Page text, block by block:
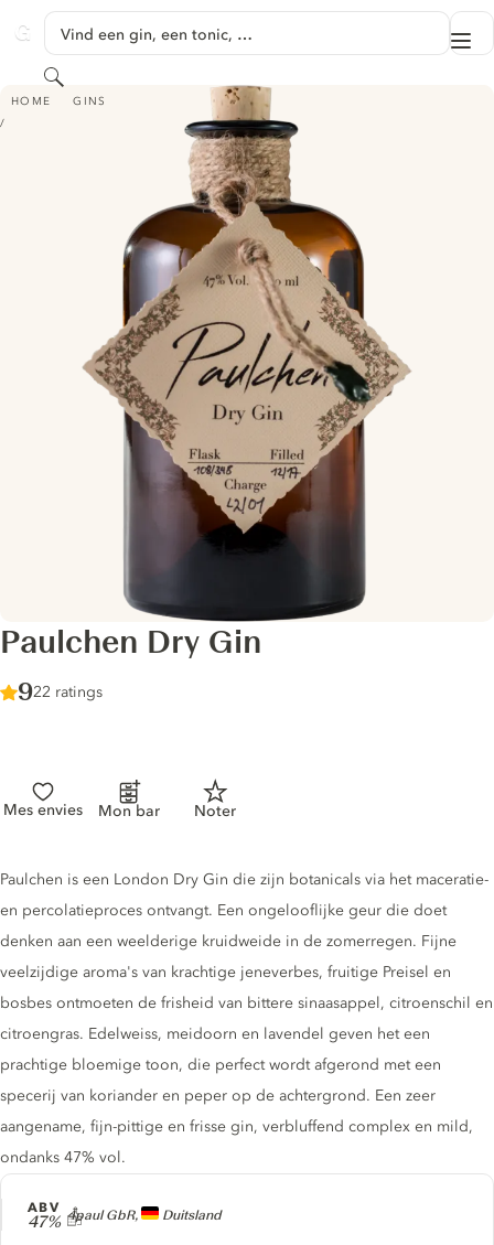
GINVENTORY
Vind een gin, een tonic, …
Zoeken
HOME GINS
PAULCHEN DRY GIN
Paulchen Dry Gin
Score :
9/ 10
22 ratings
Mes envies Mon bar Noter
Producer
4paul GbR, Duitsland
ABV
47%
Gin description
Paulchen is een London Dry Gin die zijn botanicals via het maceratie-
en percolatieproces ontvangt. Een ongelooflijke geur die doet
denken aan een weelderige kruidweide in de zomerregen. Fijne
veelzijdige aroma's van krachtige jeneverbes, fruitige Preisel en
bosbes ontmoeten de frisheid van bittere sinaasappel, citroenschil en
citroengras. Edelweiss, meidoorn en lavendel geven het een
prachtige bloemige toon, die perfect wordt afgerond met een
specerij van koriander en peper op de achtergrond. Een zeer
aangename, fijn-pittige en frisse gin, verbluffend complex en mild,
ondanks 47% vol.